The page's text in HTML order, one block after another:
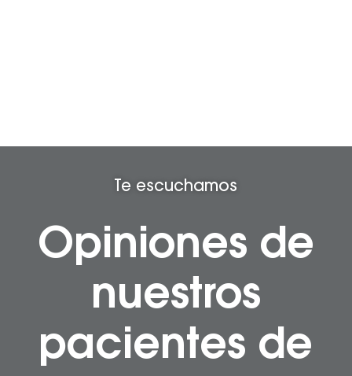
Te escuchamos
Opiniones de
nuestros
pacientes de